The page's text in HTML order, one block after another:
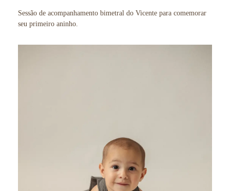
Sessão de acompanhamento bimetral do Vicente para comemorar
seu primeiro aninho.